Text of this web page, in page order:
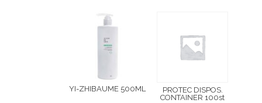
YI-ZHIBAUME 500ML
PROTEC DISPOS.
CONTAINER 100st